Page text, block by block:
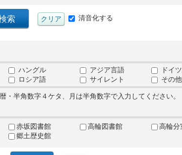
清音化する
ハングル アジア言語 ドイ
ロシア語 サイレント
その
半角数字４ケタ、月は半角数字で入力してください。
赤坂図書館 高輪図書館 高輪分
郷土歴史館